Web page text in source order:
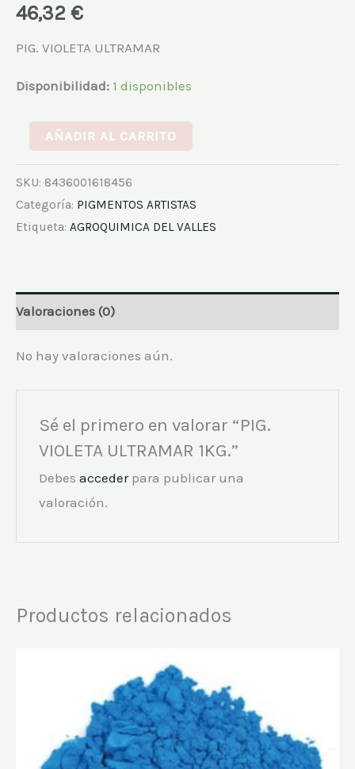
46,32 €
PIG. VIOLETA ULTRAMAR
Disponibilidad: 1 disponibles
AÑADIR AL CARRITO
SKU: 8436001618456
Categoría: PIGMENTOS ARTISTAS
Etiqueta: AGROQUIMICA DEL VALLES
Valoraciones (0)
No hay valoraciones aún.
Sé el primero en valorar “PIG.
VIOLETA ULTRAMAR 1KG.”
Debesaccederpara publicar una
valoración.
Productos relacionados